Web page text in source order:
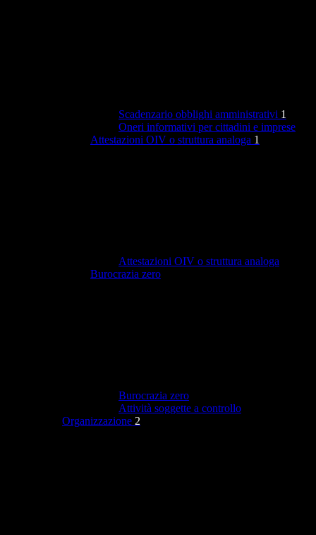
Scadenzario obblighi amministrativi 1
Oneri informativi per cittadini e imprese
Attestazioni OIV o struttura analoga 1
Attestazioni OIV o struttura analoga
Burocrazia zero
Burocrazia zero
Attività soggette a controllo
Organizzazione 2